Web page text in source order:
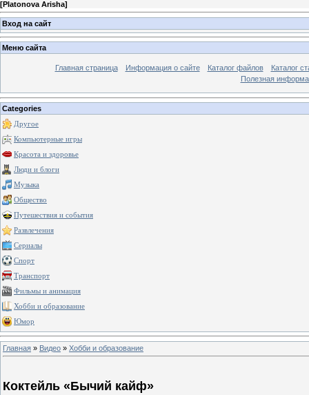
[Platonova Arisha]
Вход на сайт
Меню сайта
Главная страница Информация о сайте Каталог файлов
Каталог
Полезная
Categories
Другое
Компьютерные игры
Красота и здоровье
Люди и блоги
Музыка
Общество
Путешествия и события
Развлечения
Сериалы
Спорт
Транспорт
Фильмы и анимация
Хобби и образование
Юмор
Главная » Видео » Хобби и образование
Коктейль «Бычий кайф»